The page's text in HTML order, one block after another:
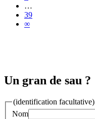
…
39
∞
Un gran de sau ?
(identification facultative)
Nom